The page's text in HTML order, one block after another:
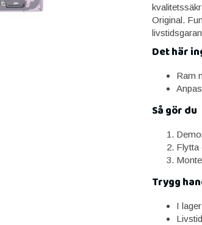
Original.
Det här
Ram
Så gör du
Flytta
Trygg
I